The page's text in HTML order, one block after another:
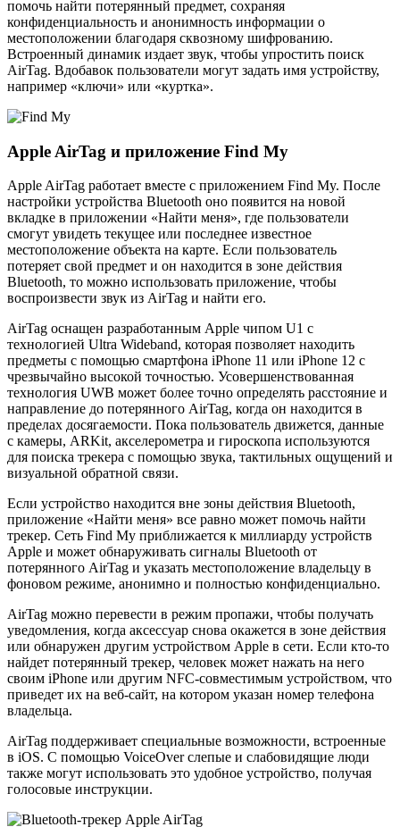
помочь найти потерянный предмет, сохраняя
конфиденциальность и анонимность информации о
местоположении благодаря сквозному шифрованию.
Встроенный динамик издает звук, чтобы упростить поиск
AirTag. Вдобавок пользователи могут задать имя устройству,
например «ключи» или «куртка».
Apple AirTag и приложение Find My
Apple AirTag работает вместе с приложением Find My. После
настройки устройства Bluetooth оно появится на новой
вкладке в приложении «Найти меня», где пользователи
смогут увидеть текущее или последнее известное
местоположение объекта на карте. Если пользователь
потеряет свой предмет и он находится в зоне действия
Bluetooth, то можно использовать приложение, чтобы
воспроизвести звук из AirTag и найти его.
AirTag оснащен разработанным Apple чипом U1 с
технологией Ultra Wideband, которая позволяет находить
предметы с помощью смартфона iPhone 11 или iPhone 12 с
чрезвычайно высокой точностью. Усовершенствованная
технология UWB может более точно определять расстояние и
направление до потерянного AirTag, когда он находится в
пределах досягаемости. Пока пользователь движется, данные
с камеры, ARKit, акселерометра и гироскопа используются
для поиска трекера с помощью звука, тактильных ощущений и
визуальной обратной связи.
Если устройство находится вне зоны действия Bluetooth,
приложение «Найти меня» все равно может помочь найти
трекер. Сеть Find My приближается к миллиарду устройств
Apple и может обнаруживать сигналы Bluetooth от
потерянного AirTag и указать местоположение владельцу в
фоновом режиме, анонимно и полностью конфиденциально.
AirTag можно перевести в режим пропажи, чтобы получать
уведомления, когда аксессуар снова окажется в зоне действия
или обнаружен другим устройством Apple в сети. Если кто-то
найдет потерянный трекер, человек может нажать на него
своим iPhone или другим NFC-совместимым устройством, что
приведет их на веб-сайт, на котором указан номер телефона
владельца.
AirTag поддерживает специальные возможности, встроенные
в iOS. С помощью VoiceOver слепые и слабовидящие люди
также могут использовать это удобное устройство, получая
голосовые инструкции.